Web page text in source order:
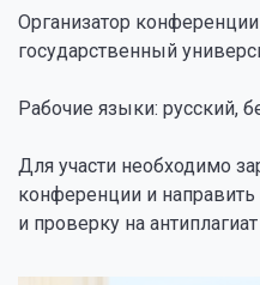
Организатор
государственный
Рабочие языки: русский,
Для участи необходимо
конференции и
и проверку на